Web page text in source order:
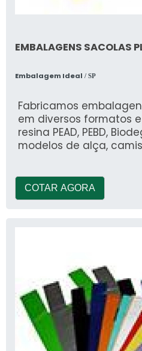
EMBALAGENS SACOLAS
Embalagem Ideal / SP
Fabricamos
em diversos formatos
resina PEAD, PEBD,
modelos de alça,
COTAR AGORA